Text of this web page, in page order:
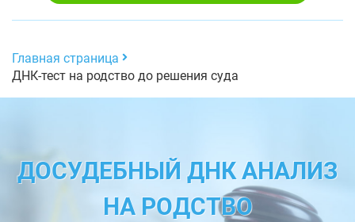
Главная страница
ДНК-тест на родство до решения суда
ДОСУДЕБНЫЙ ДНК АНАЛИЗ
НА РОДСТВО